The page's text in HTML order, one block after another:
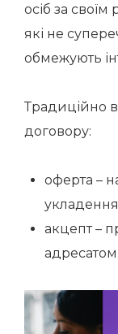
осіб за
які не
обмежують
Традиційно
договору:
оферта –
акцепт –
адресатом.